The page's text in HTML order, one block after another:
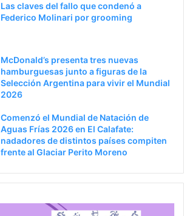
o
i
Las claves del fallo que condenó a
Federico Molinari por grooming
McDonald’s presenta tres nuevas
hamburguesas junto a figuras de la
Selección Argentina para vivir el Mundial
2026
Comenzó el Mundial de Natación de
Aguas Frías 2026 en El Calafate:
nadadores de distintos países compiten
frente al Glaciar Perito Moreno